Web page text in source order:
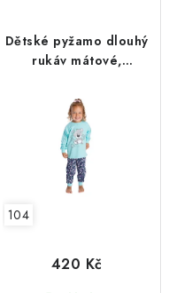
Dětské pyžamo dlouhý
rukáv mátové,
104
420 Kč